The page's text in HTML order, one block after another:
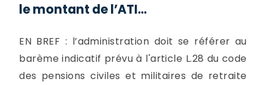
le montant de l’ATI...
EN BREF : l’administration doit se référer au
barème indicatif prévu à l'article L.28 du code
des pensions civiles et militaires de retraite